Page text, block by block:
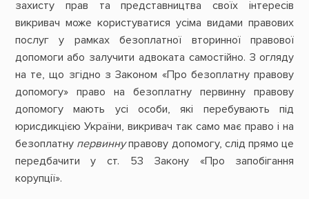
захисту прав та представництва своїх інтересів
викривач може користуватися усіма видами правових
послуг у рамках безоплатної вторинної правової
допомоги або залучити адвоката самостійно. З огляду
на те, що згідно з Законом «Про безоплатну правову
допомогу» право на безоплатну первинну правову
допомогу мають усі особи, які перебувають під
юрисдикцією України, викривач так само має право і на
безоплатну первиннуправову допомогу, слід прямо це
передбачити у ст. 53 Закону «Про запобігання
корупції».